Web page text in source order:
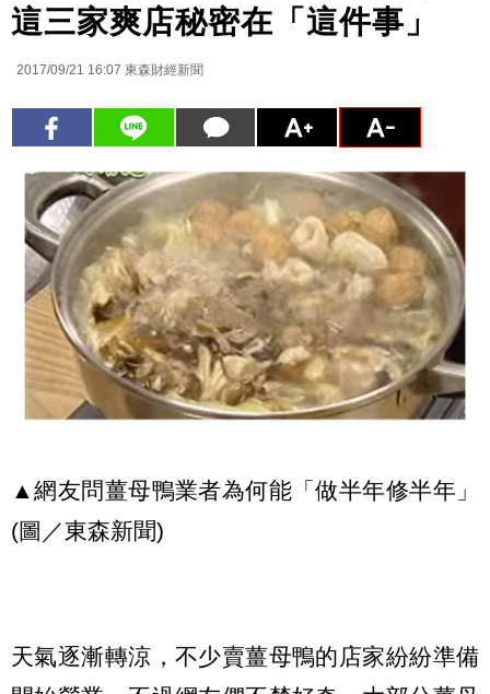
這三家爽店秘密在「這件事」
2017/09/21 16:07 東森財經新聞
▲網友問薑母鴨業者為何能「做半年修半年」
(圖／東森新聞)
天氣逐漸轉涼，不少賣薑母鴨的店家紛紛準備